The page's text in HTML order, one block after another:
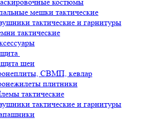
мешки тактические
тактические и гарнитуры
тактические
шеи
СВМП, кевлар
плитники
тактические
тактические и гарнитуры